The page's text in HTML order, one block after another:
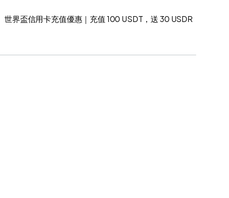
世界盃信用卡充值優惠｜充值 100 USDT，送 30 USDR